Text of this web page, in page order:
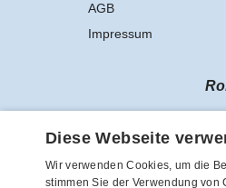
AGB
Impressum
Vertrag widerrufen
Diese Webseite
Wir verwenden Cookies, um die
stimmen Sie der Verwendung